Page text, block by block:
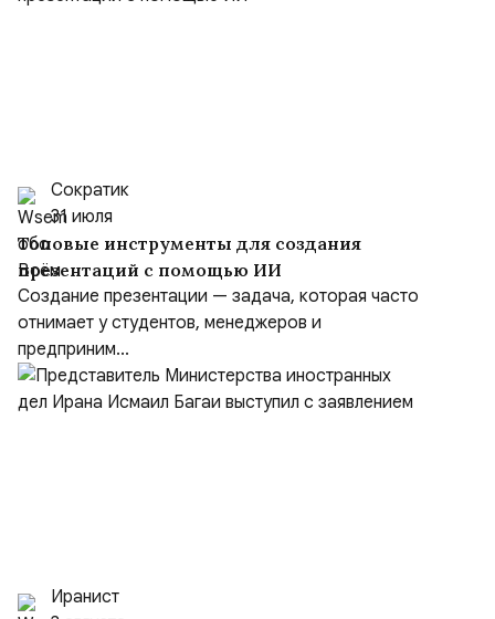
Сократик
31 июля
Топовые инструменты для создания
презентаций с помощью ИИ
Создание презентации — задача, которая часто
отнимает у студентов, менеджеров и
предприним...
Иранист